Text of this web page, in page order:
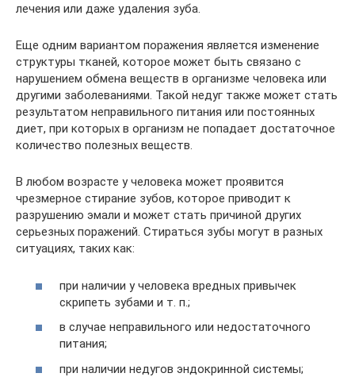
лечения или даже удаления зуба.
Еще одним вариантом поражения является изменение
структуры тканей, которое может быть связано с
нарушением обмена веществ в организме человека или
другими заболеваниями. Такой недуг также может стать
результатом неправильного питания или постоянных
диет, при которых в организм не попадает достаточное
количество полезных веществ.
В любом возрасте у человека может проявится
чрезмерное стирание зубов, которое приводит к
разрушению эмали и может стать причиной других
серьезных поражений. Стираться зубы могут в разных
ситуациях, таких как:
при наличии у человека вредных привычек
скрипеть зубами и т. п.;
в случае неправильного или недостаточного
питания;
при наличии недугов эндокринной системы;